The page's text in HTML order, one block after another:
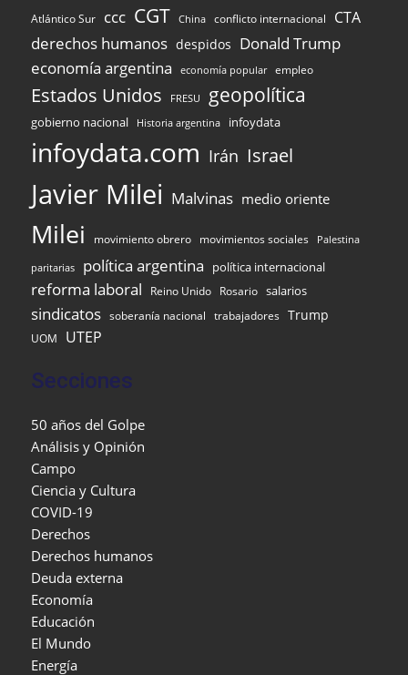
Atlántico Sur ccc CGT China conflicto internacional CTA
derechos humanos despidos Donald Trump
economía argentina
economía popular empleo
Estados Unidos FRESU geopolítica
gobierno nacional Historia argentina infoydata
infoydata.com Irán Israel
Javier Milei Malvinas medio oriente
Milei movimiento obrero movimientos sociales Palestina
paritarias política argentina política internacional
reforma laboral Reino Unido Rosario salarios
sindicatos soberanía nacional trabajadores Trump
UOM UTEP
Secciones
50 años del Golpe
Análisis y Opinión
Campo
Ciencia y Cultura
COVID-19
Derechos
Derechos humanos
Deuda externa
Economía
Educación
El Mundo
Energía